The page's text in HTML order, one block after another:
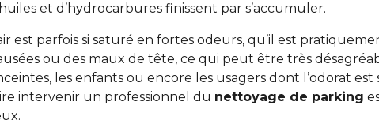
et d’hydrocarbures finissent par s’accumuler.
est parfois si saturé en fortes odeurs, qu’il est
ou des maux de tête, ce qui peut être très
les enfants ou encore les usagers dont l’odorat
intervenir un professionnel du nettoyage de parking